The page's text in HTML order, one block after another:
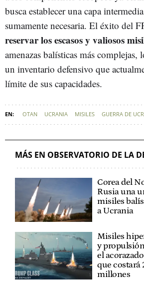
busca establecer una capa
sumamente necesaria. El éxito del
reservar los escasos y valiosos
amenazas balísticas más
un inventario defensivo que
límite de sus capacidades.
OTAN UCRANIA MISILES GUERRA DE
MÁS EN OBSERVATORIO DE LA
Corea del
Rusia una
misiles
a Ucrania
Misiles
y
el
que costará
millones